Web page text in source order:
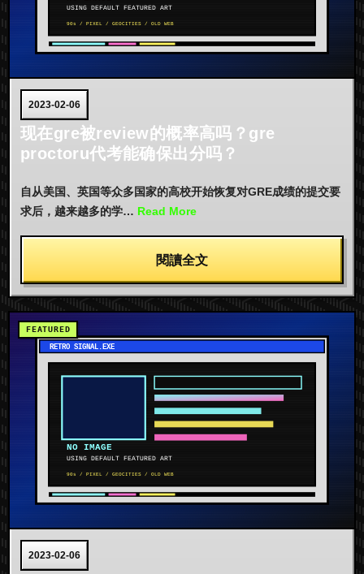
2023-02-06
现在gre被review的概率高吗？gre
proctoru代考能确保出分吗？
自从美国、英国等众多国家的高校开始恢复对GRE成绩的提交要
求后，越来越多的学… Read More
閱讀全文
2023-02-06